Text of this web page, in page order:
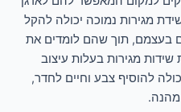
מגירות נמוכה יכולה להקל
בעצמם, תוך שהם לומדים את
מגירות בעלות עיצוב
להוסיף צבע וחיים לחדר,
מהנה.